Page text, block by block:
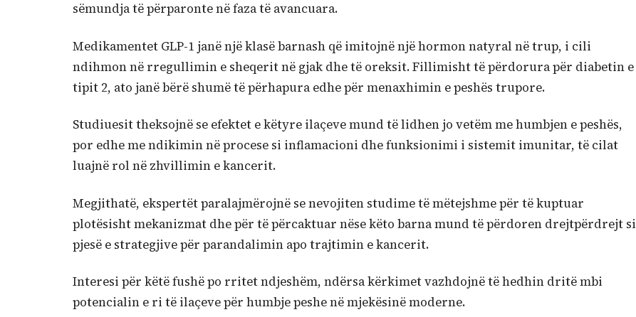
sëmundja të përparonte në faza të avancuara.
Medikamentet GLP-1 janë një klasë barnash që imitojnë një hormon natyral në trup, i cili
ndihmon në rregullimin e sheqerit në gjak dhe të oreksit. Fillimisht të përdorura për diabetin e
tipit 2, ato janë bërë shumë të përhapura edhe për menaxhimin e peshës trupore.
Studiuesit theksojnë se efektet e këtyre ilaçeve mund të lidhen jo vetëm me humbjen e peshës,
por edhe me ndikimin në procese si inflamacioni dhe funksionimi i sistemit imunitar, të cilat
luajnë rol në zhvillimin e kancerit.
Megjithatë, ekspertët paralajmërojnë se nevojiten studime të mëtejshme për të kuptuar
plotësisht mekanizmat dhe për të përcaktuar nëse këto barna mund të përdoren drejtpërdrejt si
pjesë e strategjive për parandalimin apo trajtimin e kancerit.
Interesi për këtë fushë po rritet ndjeshëm, ndërsa kërkimet vazhdojnë të hedhin dritë mbi
potencialin e ri të ilaçeve për humbje peshe në mjekësinë moderne.